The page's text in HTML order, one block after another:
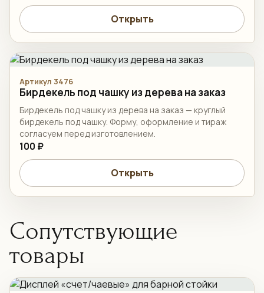
Открыть
Артикул 3476
Бирдекель под чашку из дерева на заказ
Бирдекель под чашку из дерева на заказ — круглый
бирдекель под чашку. Форму, оформление и тираж
согласуем перед изготовлением.
100 ₽
Открыть
Сопутствующие
товары